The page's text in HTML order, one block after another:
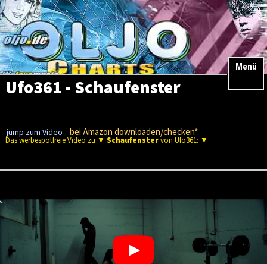
Menü
Ufo361 - Schaufenster
jump zum Video bei Amazon downloaden/checken*
Das werbespotfreie Video zu ▼ Schaufenstervon Ufo361: ▼